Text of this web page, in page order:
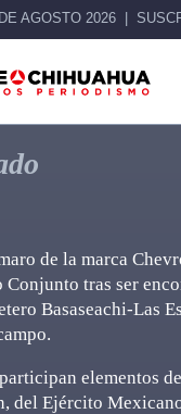
AGOSTO 2026
de la marca
tras ser
Basaseachi-Las
elementos
del Ejército